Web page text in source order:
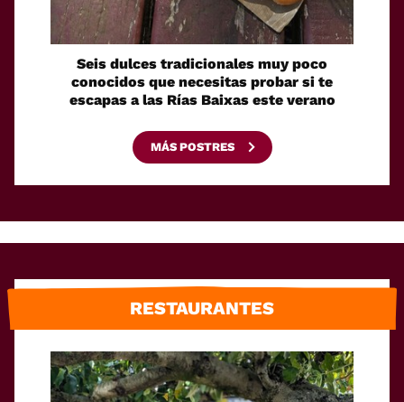
Seis dulces tradicionales muy poco
conocidos que necesitas probar si te
escapas a las Rías Baixas este verano
MÁS POSTRES
RESTAURANTES